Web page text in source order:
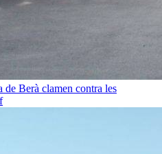
de Berà clamen contra les